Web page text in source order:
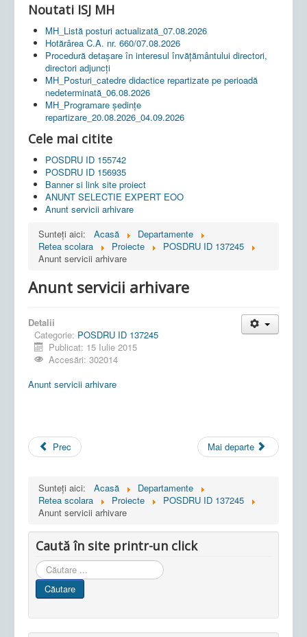
Noutati ISJ MH
MH_Listă posturi actualizată_07.08.2026
Hotărârea C.A. nr. 660/07.08.2026
Procedură detașare în interesul învățământului directori,
directori adjuncți
MH_Posturi_catedre didactice repartizate pe perioadă
nedeterminată_06.08.2026
MH_Programare ședințe
repartizare_20.08.2026_04.09.2026
Cele mai citite
POSDRU ID 155742
POSDRU ID 156935
Banner si link site proiect
ANUNT SELECTIE EXPERT EOO
Anunt servicii arhivare
Sunteți aici:
Acasă
Departamente
Retea scolara
Proiecte
POSDRU ID 137245
Anunt servicii arhivare
Anunt servicii arhivare
Detalii
Categorie: POSDRU ID 137245
Publicat: 15 Iulie 2015
Accesări: 302014
Anunt servicii arhivare
Prec Mai departe
Sunteți aici: Acasă
Departamente
Retea scolara
Proiecte
POSDRU ID 137245
Anunt servicii arhivare
Caută în site printr-un click
Cauta
in
site
Căutare